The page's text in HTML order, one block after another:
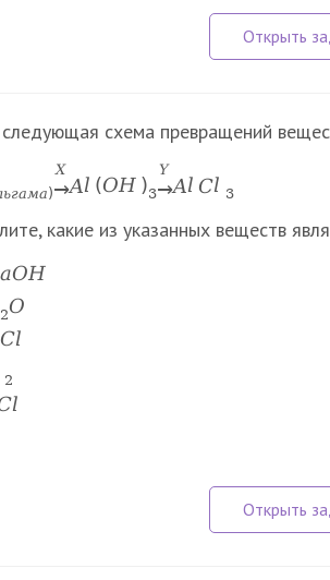
схема превращений
ьгама)
X
→Al (OH )3
Y
→Al Cl 3
какие из указанных веществ
aOH
2O
Cl
2
l